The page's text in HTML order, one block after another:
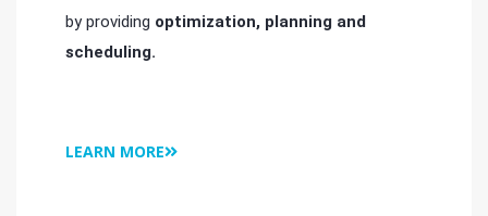
by providing optimization, planning and
scheduling.
LEARN MORE